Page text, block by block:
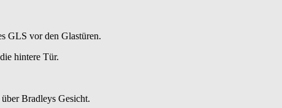
GLS vor den Glastüren.
hintere Tür.
Bradleys Gesicht.